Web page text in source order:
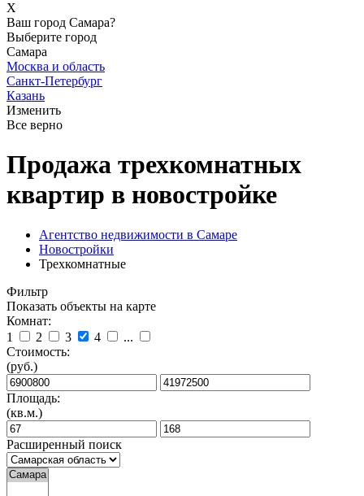
X
Ваш город Самара?
Выберите город
Самара
Москва и область
Санкт-Петербург
Казань
Изменить
Все верно
Продажа трехкомнатных
квартир в новостройке
Агентство недвижимости в Самаре
Новостройки
Трехкомнатные
Фильтр
Показать объекты на карте
Комнат:
1
2 3 4
...
Стоимость:
(руб.)
Площадь:
(кв.м.)
Расширенный поиск